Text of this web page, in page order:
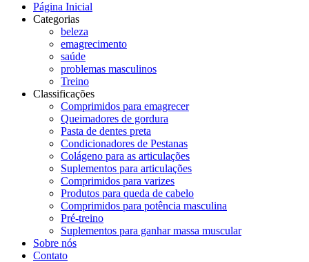
Página Inicial
Categorias
beleza
emagrecimento
saúde
problemas masculinos
Treino
Classificações
Comprimidos para emagrecer
Queimadores de gordura
Pasta de dentes preta
Condicionadores de Pestanas
Colágeno para as articulações
Suplementos para articulações
Comprimidos para varizes
Produtos para queda de cabelo
Comprimidos para potência masculina
Pré-treino
Suplementos para ganhar massa muscular
Sobre nós
Contato